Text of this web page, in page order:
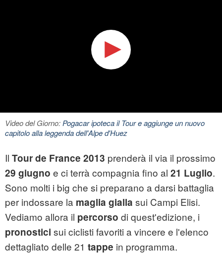
Video del Giorno: Pogacar ipoteca il Tour e aggiunge un nuovo
capitolo alla leggenda dell'Alpe d'Huez
Il Tour de France 2013 prenderà il via il prossimo
29 giugno e ci terrà compagnia fino al 21 Luglio.
Sono molti i big che si preparano a darsi battaglia
per indossare la maglia gialla sui Campi Elisi.
Vediamo allora il percorso di quest'edizione, i
pronostici sui ciclisti favoriti a vincere e l'elenco
dettagliato delle 21 tappe in programma.